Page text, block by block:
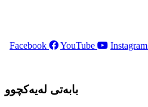
Facebook YouTube Instagram
بابەتی لەیەکچوو